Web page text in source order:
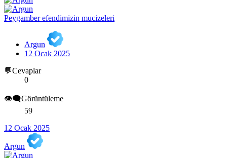
Peygamber efendimizin mucizeleri
Argun
12 Ocak 2025
💬Cevaplar
0
👁️‍🗨️Görüntüleme
59
12 Ocak 2025
Argun